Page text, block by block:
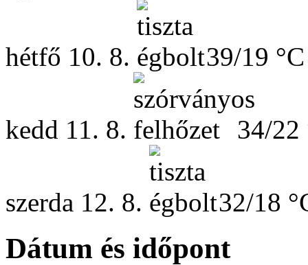
hétfő 10. 8. 39/19 °C
kedd 11. 8. 34/22
szerda 12. 8. 32/18
Dátum és időpont